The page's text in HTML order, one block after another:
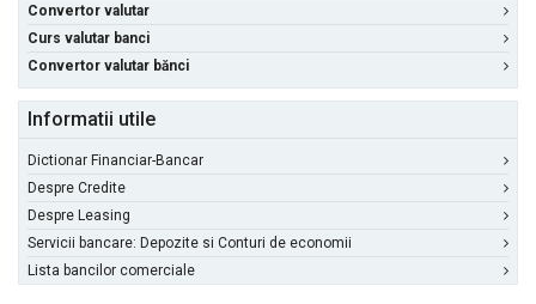
Convertor valutar
Curs valutar banci
Convertor valutar bănci
Informatii utile
Dictionar Financiar-Bancar
Despre Credite
Despre Leasing
Servicii bancare: Depozite si Conturi de economii
Lista bancilor comerciale